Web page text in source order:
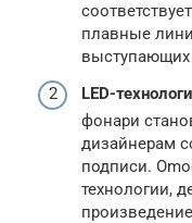
плавные
LED-
фонари
дизайнерам
подписи.
технологии,